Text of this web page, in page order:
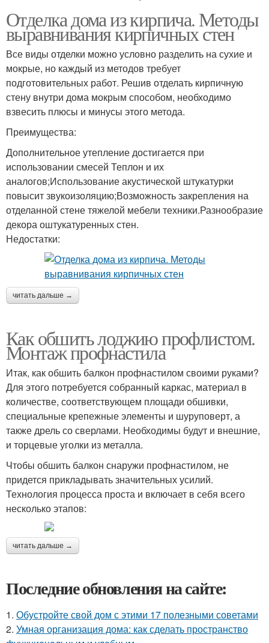
Отделка дома из кирпича. Методы
выравнивания кирпичных стен
Все виды отделки можно условно разделить на сухие и
мокрые, но каждый из методов требует
подготовительных работ. Решив отделать кирпичную
стену внутри дома мокрым способом, необходимо
взвесить плюсы и минусы этого метода.
Преимущества:
Дополнительное утепление достигается при
использовании смесей Теплон и их
аналогов;Использование акустической штукатурки
повысит звукоизоляцию;Возможность закрепления на
отделанной стене тяжелой мебели техники.Разнообразие
декора оштукатуренных стен.
Недостатки:
читать дальше →
Как обшить лоджию профлистом.
Монтаж профнастила
Итак, как обшить балкон профнастилом своими руками?
Для этого потребуется собранный каркас, материал в
количестве, соответствующем площади обшивки,
специальные крепежные элементы и шуруповерт, а
также дрель со сверлами. Необходимы будут и внешние,
и торцевые уголки из металла.
Чтобы обшить балкон снаружи профнастилом, не
придется прикладывать значительных усилий.
Технология процесса проста и включает в себя всего
несколько этапов:
читать дальше →
Последние обновления на сайте:
1. Обустройте свой дом с этими 17 полезными советами
2. Умная организация дома: как сделать пространство